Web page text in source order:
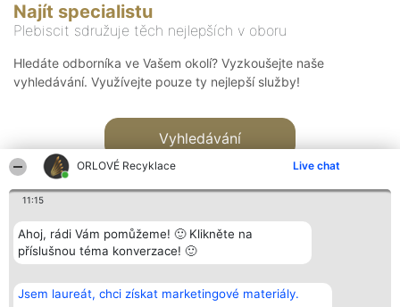
ORLOVÉ Recyklace Live chat
11:15
Ahoj, rádi Vám pomůžeme! 🙂 Klikněte na
příslušnou téma konverzace! 🙂
Jsem laureát, chci získat marketingové materiály.
Najít specialistu
Plebiscit sdružuje těch nejlepších v oboru
Hledáte odborníka ve Vašem okolí? Vyzkoušejte naše
vyhledávání. Využívejte pouze ty nejlepší služby!
Vyhledávání
Bright Side Solutions sp. z o.
o. sp. k.
Vítězové
Seznam všech
Kontakt